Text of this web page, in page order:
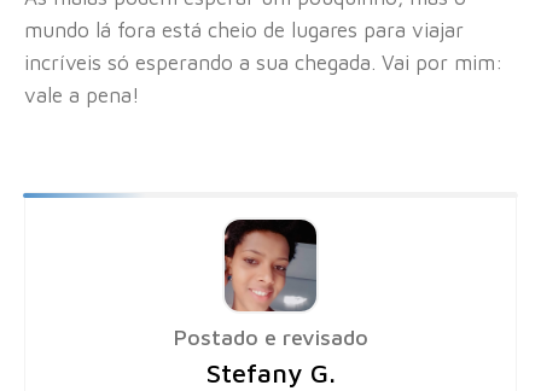
mundo lá fora está cheio de lugares para viajar
incríveis só esperando a sua chegada. Vai por mim:
vale a pena!
Postado e revisado
Stefany G.